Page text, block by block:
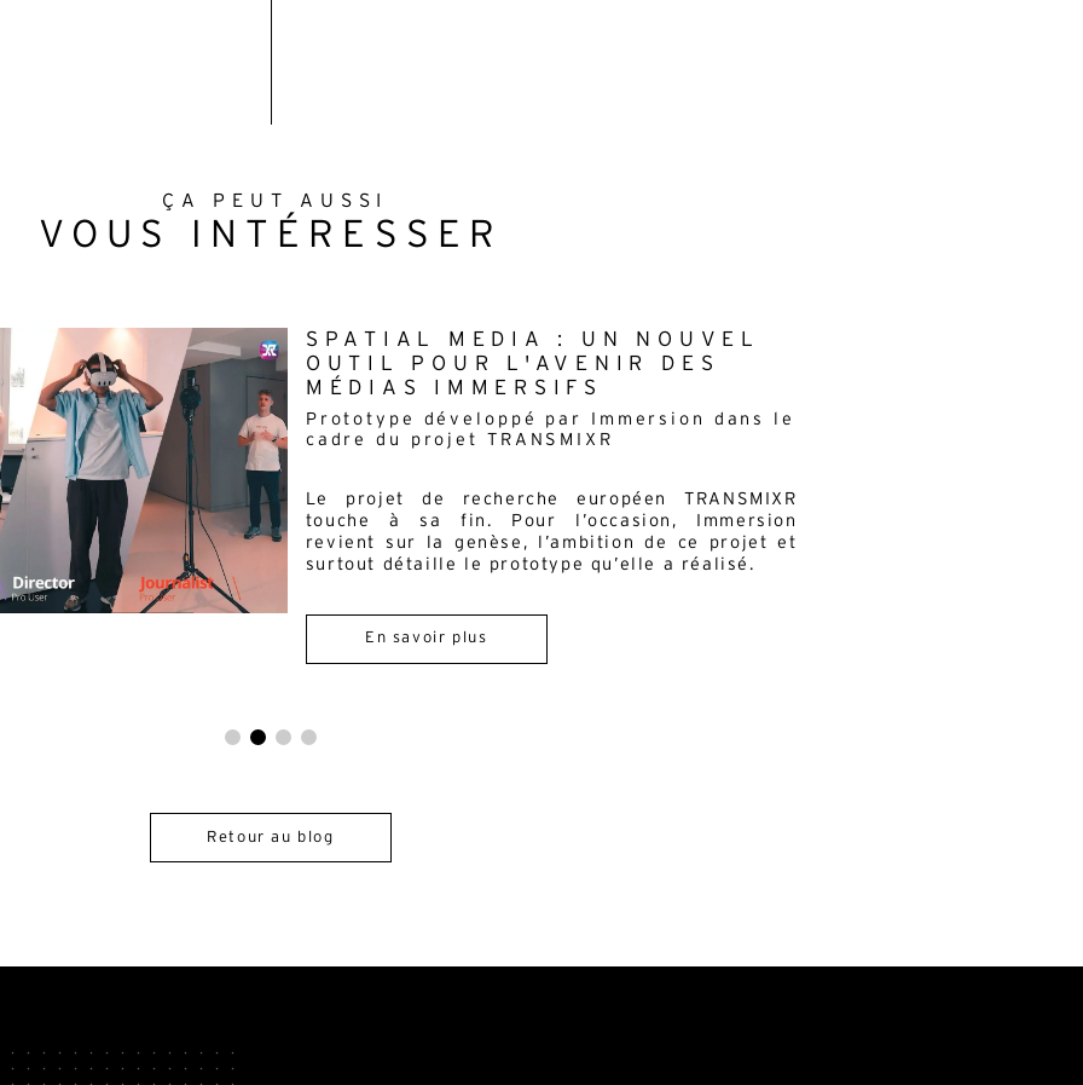
ÇA PEUT AUSSI
VOUS INTÉRESSER
SPATIAL MEDIA : UN NOUVEL
OUTIL POUR L'AVENIR DES
MÉDIAS IMMERSIFS
Prototype développé par Immersion dans le
cadre du projet TRANSMIXR
Le projet de recherche européen TRANSMIXR
touche à sa fin. Pour l’occasion, Immersion
revient sur la genèse, l’ambition de ce projet et
surtout détaille le prototype qu’elle a réalisé.
En savoir plus
Retour au blog